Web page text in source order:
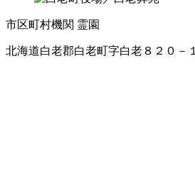
市区町村機関 霊園
北海道白老郡白老町字白老８２０－１